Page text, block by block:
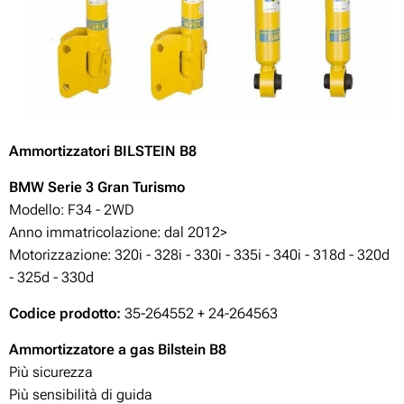
Ammortizzatori BILSTEIN B8
BMW Serie 3 Gran Turismo
Modello: F34 - 2WD
Anno immatricolazione: dal 2012>
Motorizzazione: 320i - 328i - 330i - 335i - 340i - 318d - 320d
- 325d - 330d
Codice prodotto: 35-264552 + 24-264563
Ammortizzatore a gas Bilstein B8
Più sicurezza
Più sensibilità di guida